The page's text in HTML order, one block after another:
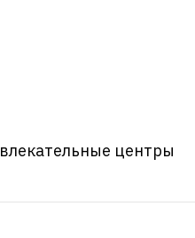
центры